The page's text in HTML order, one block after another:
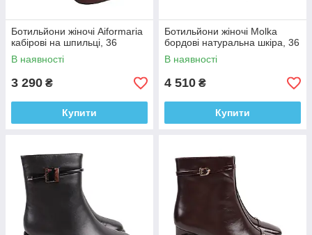
Ботильйони жіночі Aiformaria
кабірові на шпильці, 36
В наявності
3 290 ₴
Купити
Ботильйони жіночі Molka
бордові натуральна шкіра, 36
В наявності
4 510 ₴
Купити